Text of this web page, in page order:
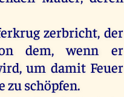
zerbricht, der
dem,wenn
er
,um damit Feuer
zu schöpfen.